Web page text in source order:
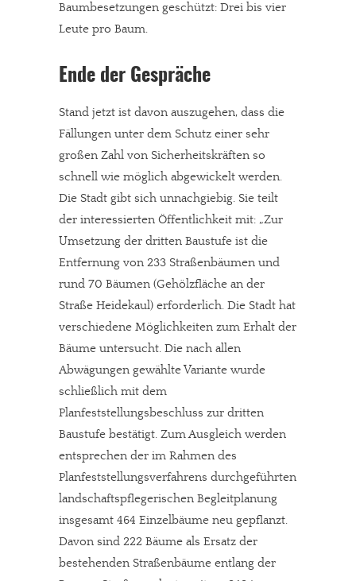
Baumbesetzungen geschützt: Drei bis vier
Leute pro Baum.
Ende der Gespräche
Stand jetzt ist davon auszugehen, dass die
Fällungen unter dem Schutz einer sehr
großen Zahl von Sicherheitskräften so
schnell wie möglich abgewickelt werden.
Die Stadt gibt sich unnachgiebig. Sie teilt
der interessierten Öffentlichkeit mit: „Zur
Umsetzung der dritten Baustufe ist die
Entfernung von 233 Straßenbäumen und
rund 70 Bäumen (Gehölzfläche an der
Straße Heidekaul) erforderlich. Die Stadt hat
verschiedene Möglichkeiten zum Erhalt der
Bäume untersucht. Die nach allen
Abwägungen gewählte Variante wurde
schließlich mit dem
Planfeststellungsbeschluss zur dritten
Baustufe bestätigt. Zum Ausgleich werden
entsprechen der im Rahmen des
Planfeststellungsverfahrens durchgeführten
landschaftspflegerischen Begleitplanung
insgesamt 464 Einzelbäume neu gepflanzt.
Davon sind 222 Bäume als Ersatz der
bestehenden Straßenbäume entlang der